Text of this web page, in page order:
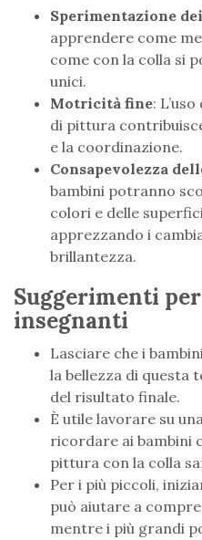
Sperimentazione
apprendere come
come con la colla si
unici.
Motricità fine:
di pittura
e la coordinazione.
Consapevolezza
bambini potranno
colori e delle
apprezzando i
brillantezza.
Suggerimenti
insegnanti
Lasciare che i
la bellezza di questa
del risultato finale.
È utile lavorare su
ricordare ai bambini
pittura con la colla
Per i più piccoli,
può aiutare a
mentre i più grandi